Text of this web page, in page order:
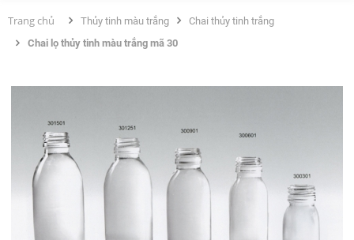
Trang chủ Thủy tinh màu trắng
Chai thủy tinh trắng
Chai lọ thủy tinh màu trắng mã 30